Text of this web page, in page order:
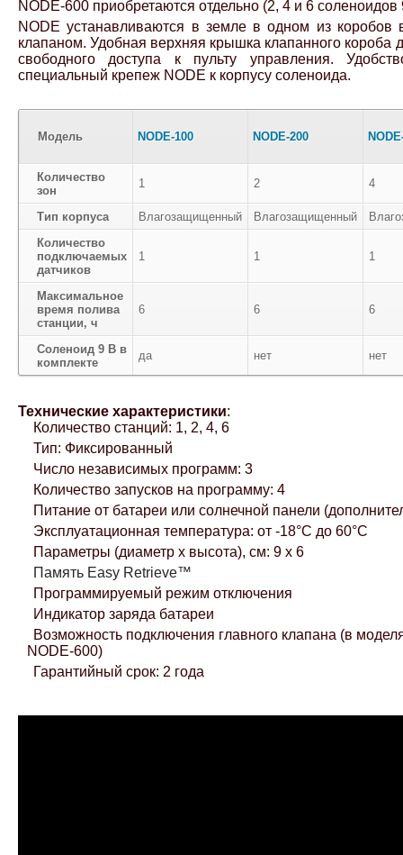
NODE-600 приобретаются отдельно (2, 4 и 6 соленоидов
NODE устанавливаются в земле в одном из коробов
клапаном. Удобная верхняя крышка клапанного короба
свободного доступа к пульту управления.
специальный крепеж NODE к корпусу соленоида.
Модель NODE-100 NODE-200
Количество
зон
1 2 4
Тип корпуса Влагозащищенный Влагозащищенный
Количество
подключаемых
датчиков
1 1 1
Максимальное
время полива
станции, ч
6 6 6
Соленоид 9 В в
комплекте
да нет нет
Технические характеристики:
Количество станций: 1, 2, 4, 6
Тип: Фиксированный
Число независимых программ: 3
Количество запусков на программу: 4
Питание от батареи или солнечной панели
Эксплуатационная температура: от -18°С до 60°С
Параметры (диаметр х высота), см: 9 х 6
Память Easy Retrieve™
Программируемый режим отключения
Индикатор заряда батареи
Возможность подключения главного клапана (в
NODE-600)
Гарантийный срок: 2 года